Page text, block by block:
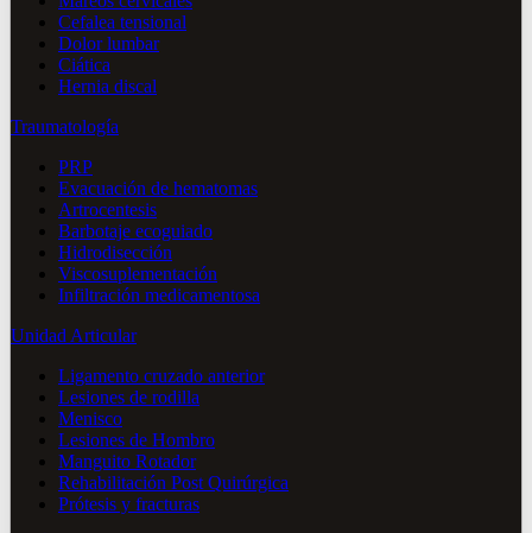
Cefalea tensional
Dolor lumbar
Ciática
Hernia discal
Traumatología
PRP
Evacuación de hematomas
Artrocentesis
Barbotaje ecoguiado
Hidrodisección
Viscosuplementación
Infiltración medicamentosa
Unidad Articular
Ligamento cruzado anterior
Lesiones de rodilla
Menisco
Lesiones de Hombro
Manguito Rotador
Rehabilitación Post Quirúrgica
Prótesis y fracturas